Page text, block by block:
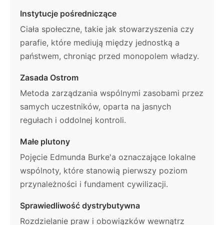
Instytucje pośredniczące
Ciała społeczne, takie jak stowarzyszenia czy
parafie, które mediują między jednostką a
państwem, chroniąc przed monopolem władzy.
Zasada Ostrom
Metoda zarządzania wspólnymi zasobami przez
samych uczestników, oparta na jasnych
regułach i oddolnej kontroli.
Małe plutony
Pojęcie Edmunda Burke'a oznaczające lokalne
wspólnoty, które stanowią pierwszy poziom
przynależności i fundament cywilizacji.
Sprawiedliwość dystrybutywna
Rozdzielanie praw i obowiązków wewnątrz